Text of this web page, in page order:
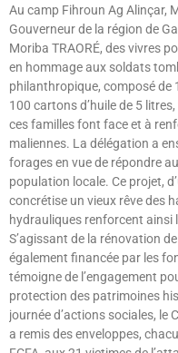
Au camp Fihroun Ag Alinçar,
Gouverneur de la région de
Moriba TRAORÉ, des vivres
en hommage aux soldats
philanthropique, composé de
100 cartons d’huile de 5
ces familles font face et à
maliennes. La délégation a
forages en vue de répondre
population locale. Ce projet,
concrétise un vieux rêve des
hydrauliques renforcent ainsi
S’agissant de la rénovation
également financée par les
témoigne de l’engagement
protection des patrimoines
journée d’actions sociales, le
a remis des enveloppes,